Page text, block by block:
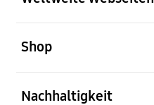
Shop
Nachhaltigkeit